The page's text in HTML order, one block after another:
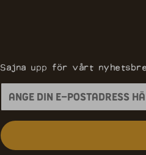
Sajna upp för vårt